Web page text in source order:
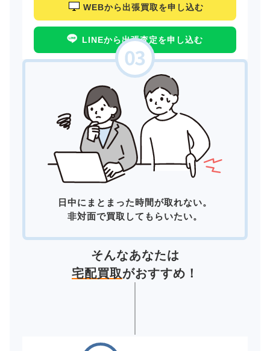
WEBから出張買取を申し込む
LINEから出張査定を申し込む
日中にまとまった時間が取れない。
非対面で買取してもらいたい。
そんなあなたは
宅配買取がおすすめ！